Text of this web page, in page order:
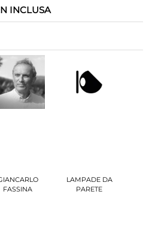
INCLUSA
FASSINA
LAMPADE DA
PARETE